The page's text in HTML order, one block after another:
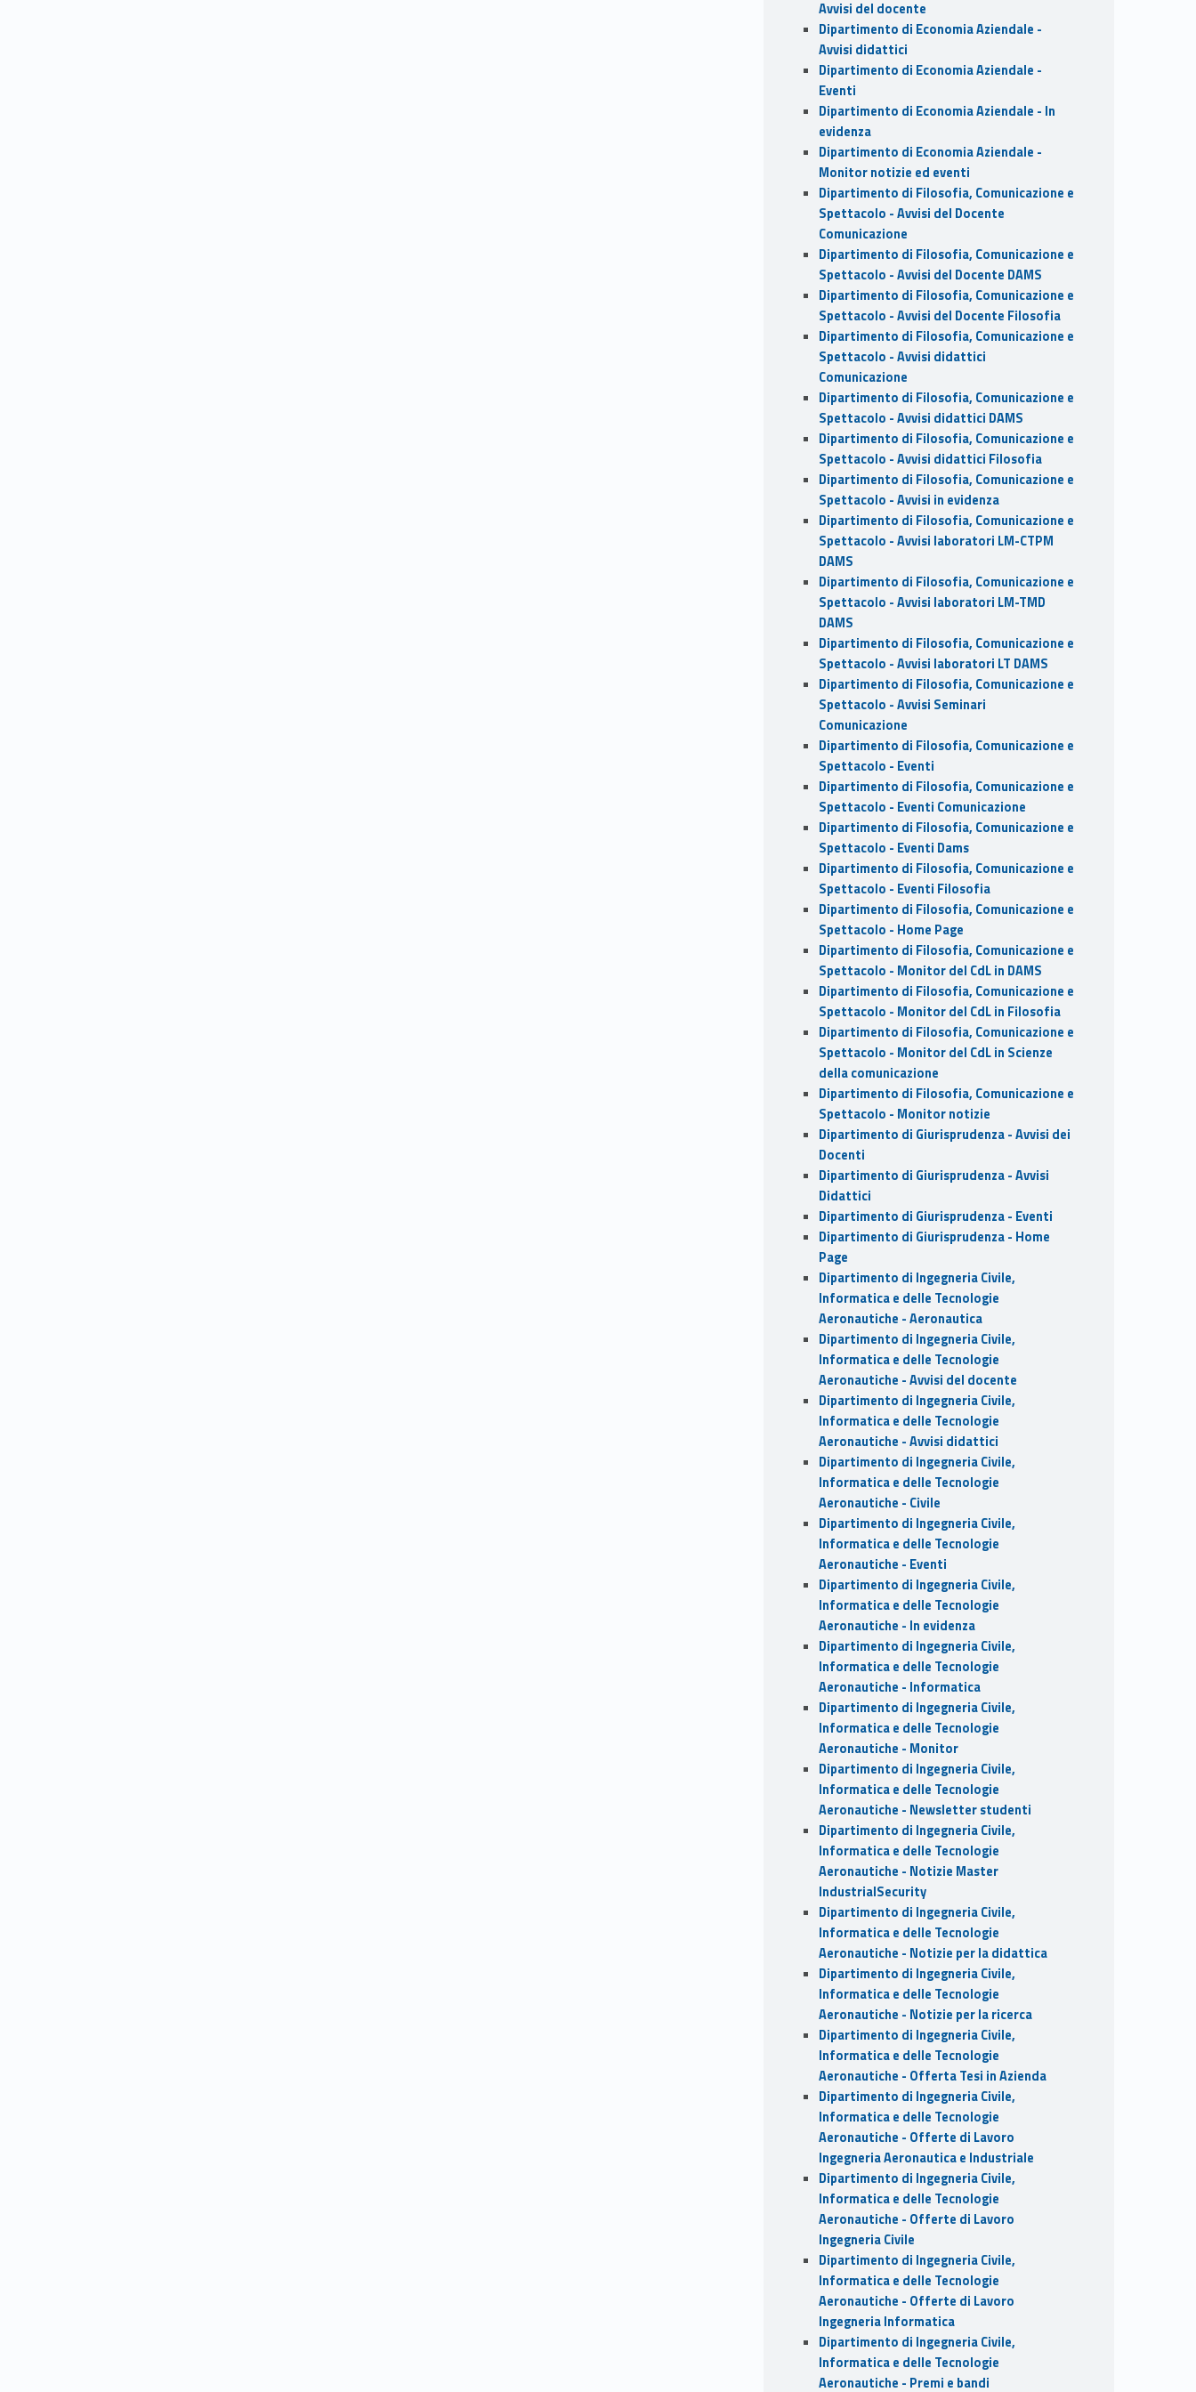
Avvisi del docente
Dipartimento di Economia Aziendale -
Avvisi didattici
Dipartimento di Economia Aziendale -
Eventi
Dipartimento di Economia Aziendale - In
evidenza
Dipartimento di Economia Aziendale -
Monitor notizie ed eventi
Dipartimento di Filosofia, Comunicazione e
Spettacolo - Avvisi del Docente
Comunicazione
Dipartimento di Filosofia, Comunicazione e
Spettacolo - Avvisi del Docente DAMS
Dipartimento di Filosofia, Comunicazione e
Spettacolo - Avvisi del Docente Filosofia
Dipartimento di Filosofia, Comunicazione e
Spettacolo - Avvisi didattici
Comunicazione
Dipartimento di Filosofia, Comunicazione e
Spettacolo - Avvisi didattici DAMS
Dipartimento di Filosofia, Comunicazione e
Spettacolo - Avvisi didattici Filosofia
Dipartimento di Filosofia, Comunicazione e
Spettacolo - Avvisi in evidenza
Dipartimento di Filosofia, Comunicazione e
Spettacolo - Avvisi laboratori LM-CTPM
DAMS
Dipartimento di Filosofia, Comunicazione e
Spettacolo - Avvisi laboratori LM-TMD
DAMS
Dipartimento di Filosofia, Comunicazione e
Spettacolo - Avvisi laboratori LT DAMS
Dipartimento di Filosofia, Comunicazione e
Spettacolo - Avvisi Seminari
Comunicazione
Dipartimento di Filosofia, Comunicazione e
Spettacolo - Eventi
Dipartimento di Filosofia, Comunicazione e
Spettacolo - Eventi Comunicazione
Dipartimento di Filosofia, Comunicazione e
Spettacolo - Eventi Dams
Dipartimento di Filosofia, Comunicazione e
Spettacolo - Eventi Filosofia
Dipartimento di Filosofia, Comunicazione e
Spettacolo - Home Page
Dipartimento di Filosofia, Comunicazione e
Spettacolo - Monitor del CdL in DAMS
Dipartimento di Filosofia, Comunicazione e
Spettacolo - Monitor del CdL in Filosofia
Dipartimento di Filosofia, Comunicazione e
Spettacolo - Monitor del CdL in Scienze
della comunicazione
Dipartimento di Filosofia, Comunicazione e
Spettacolo - Monitor notizie
Dipartimento di Giurisprudenza - Avvisi dei
Docenti
Dipartimento di Giurisprudenza - Avvisi
Didattici
Dipartimento di Giurisprudenza - Eventi
Dipartimento di Giurisprudenza - Home
Page
Dipartimento di Ingegneria Civile,
Informatica e delle Tecnologie
Aeronautiche - Aeronautica
Dipartimento di Ingegneria Civile,
Informatica e delle Tecnologie
Aeronautiche - Avvisi del docente
Dipartimento di Ingegneria Civile,
Informatica e delle Tecnologie
Aeronautiche - Avvisi didattici
Dipartimento di Ingegneria Civile,
Informatica e delle Tecnologie
Aeronautiche - Civile
Dipartimento di Ingegneria Civile,
Informatica e delle Tecnologie
Aeronautiche - Eventi
Dipartimento di Ingegneria Civile,
Informatica e delle Tecnologie
Aeronautiche - In evidenza
Dipartimento di Ingegneria Civile,
Informatica e delle Tecnologie
Aeronautiche - Informatica
Dipartimento di Ingegneria Civile,
Informatica e delle Tecnologie
Aeronautiche - Monitor
Dipartimento di Ingegneria Civile,
Informatica e delle Tecnologie
Aeronautiche - Newsletter studenti
Dipartimento di Ingegneria Civile,
Informatica e delle Tecnologie
Aeronautiche - Notizie Master
IndustrialSecurity
Dipartimento di Ingegneria Civile,
Informatica e delle Tecnologie
Aeronautiche - Notizie per la didattica
Dipartimento di Ingegneria Civile,
Informatica e delle Tecnologie
Aeronautiche - Notizie per la ricerca
Dipartimento di Ingegneria Civile,
Informatica e delle Tecnologie
Aeronautiche - Offerta Tesi in Azienda
Dipartimento di Ingegneria Civile,
Informatica e delle Tecnologie
Aeronautiche - Offerte di Lavoro
Ingegneria Aeronautica e Industriale
Dipartimento di Ingegneria Civile,
Informatica e delle Tecnologie
Aeronautiche - Offerte di Lavoro
Ingegneria Civile
Dipartimento di Ingegneria Civile,
Informatica e delle Tecnologie
Aeronautiche - Offerte di Lavoro
Ingegneria Informatica
Dipartimento di Ingegneria Civile,
Informatica e delle Tecnologie
Aeronautiche - Premi e bandi